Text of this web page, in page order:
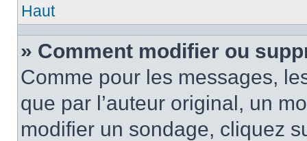
Haut
» Comment modifier ou
Comme pour les messages,
que par l’auteur original, un
modifier un sondage, cliquez